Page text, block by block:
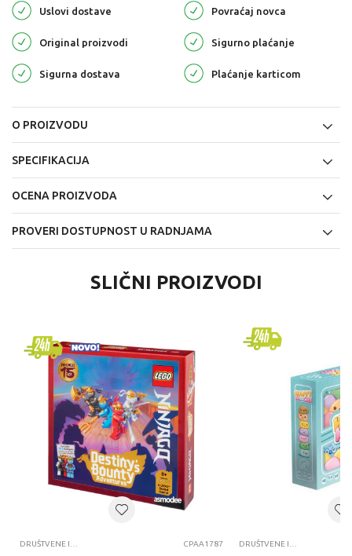
Uslovi dostave Povraćaj novca
Original proizvodi Sigurno plaćanje
Sigurna dostava Plaćanje karticom
O PROIZVODU
SPECIFIKACIJA
OCENA PROIZVODA
PROVERI DOSTUPNOST U RADNJAMA
SLIČNI PROIZVODI
DRUŠTVENE IGRE CPAA1787 DRUŠTVENE IGRE